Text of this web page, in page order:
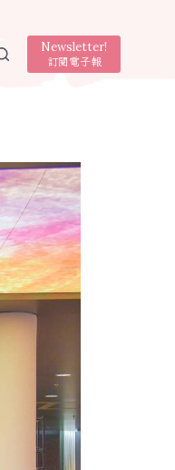
Newsletter!
訂閱電子報